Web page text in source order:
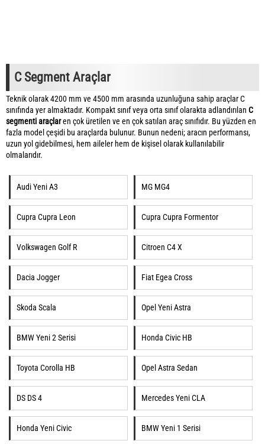
C Segment Araçlar
Teknik olarak 4200 mm ve 4500 mm arasında uzunluğuna sahip araçlar C
sınıfında yer almaktadır. Kompakt sınıf veya orta sınıf olarakta adlandırılan C
segmenti araçlaren çok üretilen ve en çok satılan araç sınıfıdır. Bu yüzden en
fazla model çeşidi bu araçlarda bulunur. Bunun nedeni; aracın performansı,
uzun yol gidebilmesi, hem aileler hem de kişisel olarak kullanılabilir
olmalarıdır.
Audi Yeni A3 MG MG4
Cupra Cupra Leon Cupra Cupra Formentor
Volkswagen Golf R Citroen C4 X
Dacia Jogger Fiat Egea Cross
Skoda Scala Opel Yeni Astra
BMW Yeni 2 Serisi Honda Civic HB
Toyota Corolla HB Opel Astra Sedan
DS DS 4 Mercedes Yeni CLA
Honda Yeni Civic BMW Yeni 1 Serisi